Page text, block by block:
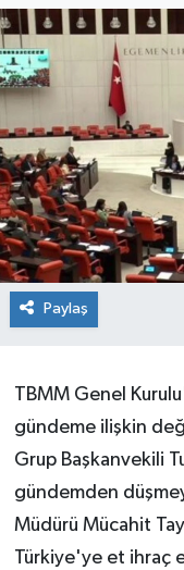
Paylaş
TBMM Genel
gündeme ilişkin
Grup Başkanvekili
gündemden
Müdürü Mücahit
Türkiye'ye et ihraç